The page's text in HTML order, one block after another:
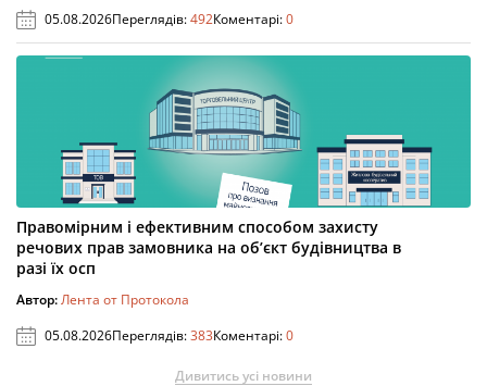
05.08.2026Переглядів:492Коментарі:0
Правомірним і ефективним способом захисту
речових прав замовника на об’єкт будівництва в
разі їх осп
Автор:Лента от Протокола
05.08.2026Переглядів:383Коментарі:0
Дивитись усі новини